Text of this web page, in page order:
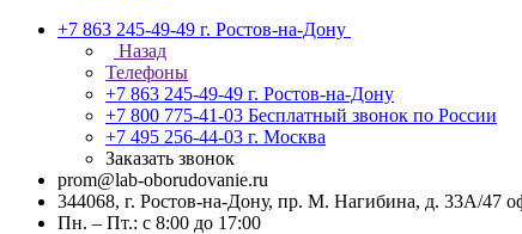
+7 863 245-49-49 г. Ростов-на-Дону
Назад
Телефоны
+7 863 245-49-49 г. Ростов-на-Дону
+7 800 775-41-03 Бесплатный звонок по России
+7 495 256-44-03 г. Москва
Заказать звонок
prom@lab-oborudovanie.ru
344068, г. Ростов-на-Дону, пр. М. Нагибина, д. 33А/47
Пн. – Пт.: с 8:00 до 17:00